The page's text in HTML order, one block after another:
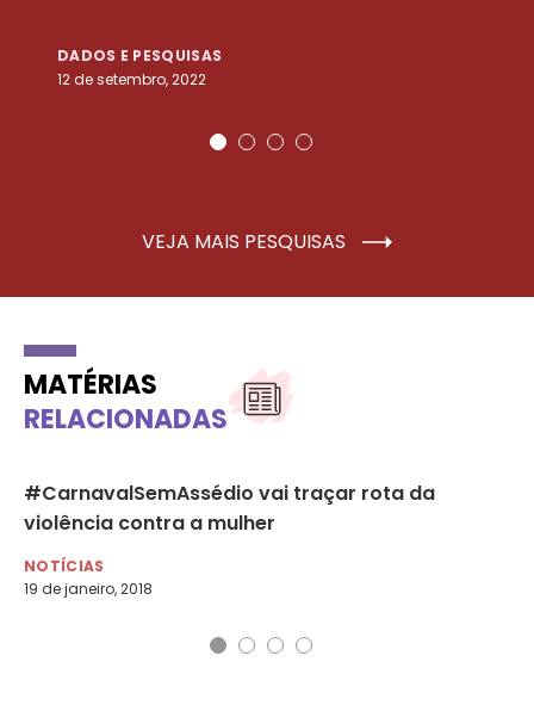
DADOS E PESQUISAS
12 de setembro, 2022
VEJA MAIS PESQUISAS
MATÉRIAS
RELACIONADAS
#CarnavalSemAssédio vai traçar rota da
violência contra a mulher
NOTÍCIAS
19 de janeiro, 2018